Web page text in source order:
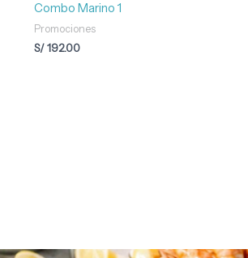
Combo Marino 1
Promociones
S/192.00